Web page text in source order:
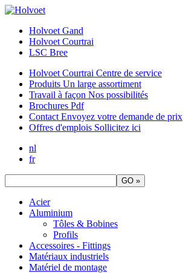
Holvoet Gand
Holvoet Courtrai
LSC Bree
Holvoet Courtrai Centre de service
Produits Un large assortiment
Travail à façon Nos possibilités
Brochures Pdf
Contact Envoyez votre demande de prix
Offres d'emplois Sollicitez ici
nl
fr
Acier
Aluminium
Tôles & Bobines
Profils
Accessoires - Fittings
Matériaux industriels
Matériel de montage